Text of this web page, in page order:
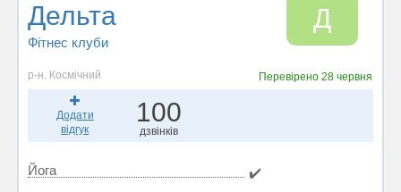
Дельта
Фітнес клуби
Д
р-н. Космічний Перевірено28 червня
Додати
відгук
100
дзвінків
Йога ✔️